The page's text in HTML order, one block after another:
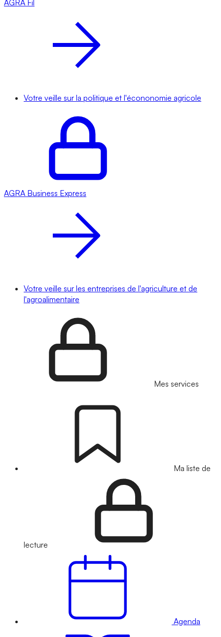
AGRA Fil
Votre veille sur la politique et l'écononomie agricole
AGRA Business Express
Votre veille sur les entreprises de l'agriculture et de
l'agroalimentaire
Mes services
Ma liste de
lecture
Agenda